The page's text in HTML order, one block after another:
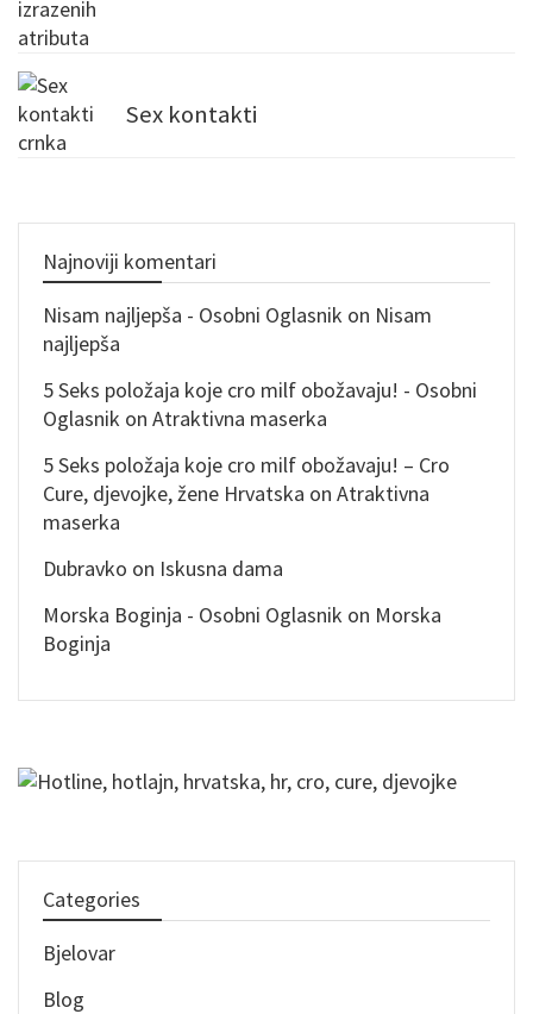
Sex kontakti
Najnoviji komentari
Nisam najljepša - Osobni Oglasnik on Nisam
najljepša
5 Seks položaja koje cro milf obožavaju! - Osobni
Oglasnik on Atraktivna maserka
5 Seks položaja koje cro milf obožavaju! – Cro
Cure, djevojke, žene Hrvatska on Atraktivna
maserka
Dubravko on Iskusna dama
Morska Boginja - Osobni Oglasnik on Morska
Boginja
Categories
Bjelovar
Blog